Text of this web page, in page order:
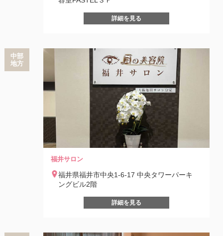
詳細を見る
中部
地方
福井サロン
福井県福井市中央1-6-17 中央タワーパーキ
ングビル2階
詳細を見る